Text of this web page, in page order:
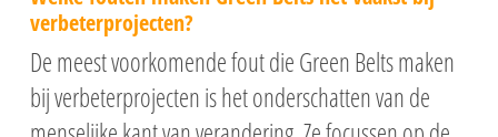
verbeterprojecten?
De meest voorkomende fout die Green Belts maken
bij verbeterprojecten is het onderschatten van de